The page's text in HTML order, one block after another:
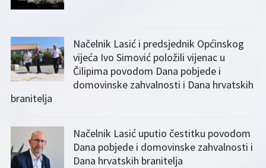
Načelnik Lasić i predsjednik Općinskog
vijeća Ivo Simović položili vijenac u
Čilipima povodom Dana pobjede i
domovinske zahvalnosti i Dana hrvatskih
branitelja
Načelnik Lasić uputio čestitku povodom
Dana pobjede i domovinske zahvalnosti i
Dana hrvatskih branitelja